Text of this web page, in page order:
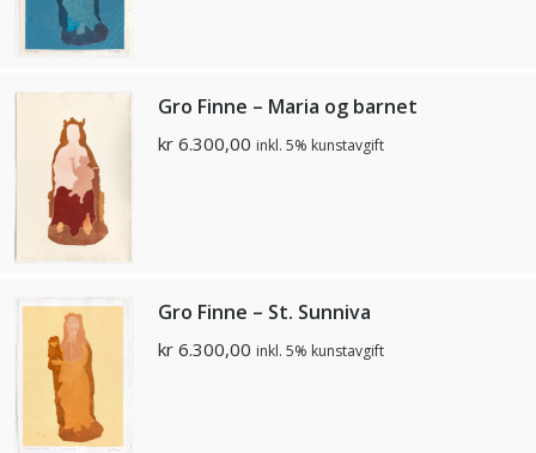
Gro Finne – Maria og barnet
kr 6.300,00 inkl. 5% kunstavgift
Gro Finne – St. Sunniva
kr 6.300,00 inkl. 5% kunstavgift